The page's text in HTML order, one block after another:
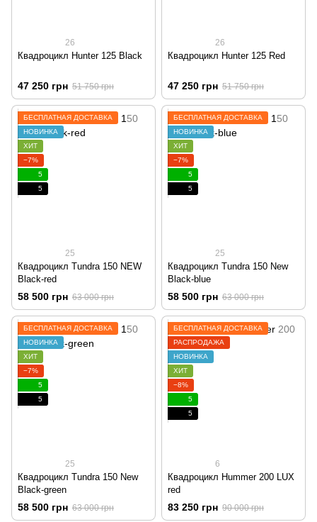
26
Квадроцикл Hunter 125 Black
47 250 грн 51 750 грн
26
Квадроцикл Hunter 125 Red
47 250 грн 51 750 грн
БЕСПЛАТНАЯ ДОСТАВКА
НОВИНКА
ХИТ
−7%
5
5
25
Квадроцикл Tundra 150 NEW
Black-red
58 500 грн 63 000 грн
БЕСПЛАТНАЯ ДОСТАВКА
НОВИНКА
ХИТ
−7%
5
5
25
Квадроцикл Tundra 150 New
Black-blue
58 500 грн 63 000 грн
БЕСПЛАТНАЯ ДОСТАВКА
НОВИНКА
ХИТ
−7%
5
5
25
Квадроцикл Tundra 150 New
Black-green
58 500 грн 63 000 грн
БЕСПЛАТНАЯ ДОСТАВКА
РАСПРОДАЖА
НОВИНКА
ХИТ
−8%
5
5
6
Квадроцикл Hummer 200 LUX
red
83 250 грн 90 000 грн